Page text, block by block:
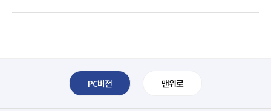
PC버전 맨위로